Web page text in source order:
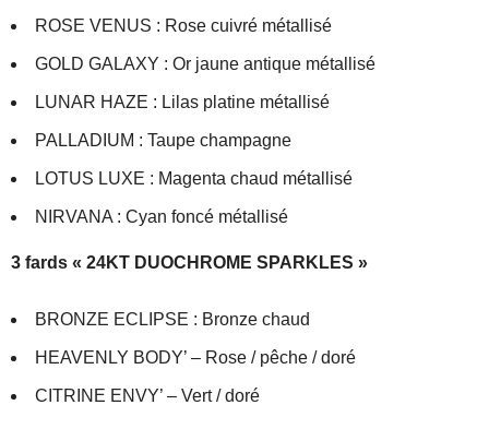
ROSE VENUS : Rose cuivré métallisé
GOLD GALAXY : Or jaune antique métallisé
LUNAR HAZE : Lilas platine métallisé
PALLADIUM : Taupe champagne
LOTUS LUXE : Magenta chaud métallisé
NIRVANA : Cyan foncé métallisé
3 fards « 24KT DUOCHROME SPARKLES »
BRONZE ECLIPSE : Bronze chaud
HEAVENLY BODY’ – Rose / pêche / doré
CITRINE ENVY’ – Vert / doré